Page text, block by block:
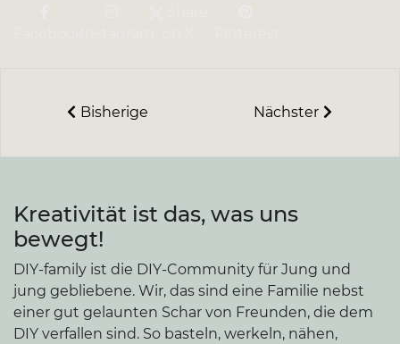
Bisherige Nächster
Kreativität ist das, was uns
bewegt!
DIY-family ist die DIY-Community für Jung und
jung gebliebene. Wir, das sind eine Familie nebst
einer gut gelaunten Schar von Freunden, die dem
DIY verfallen sind. So basteln, werkeln, nähen,